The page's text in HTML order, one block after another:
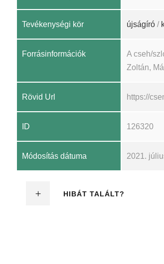
Tevékenységi kör újságíró /
Forrásinformációk
A cseh/
Zoltán,
Rövid Url https://
ID 126320
Módosítás dátuma 2021.
HIBÁT TALÁLT?